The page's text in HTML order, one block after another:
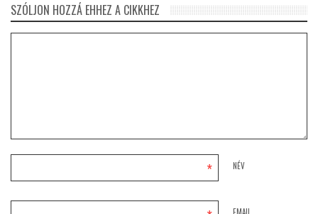
SZÓLJON HOZZÁ EHHEZ A CIKKHEZ
NÉV
*
EMAIL